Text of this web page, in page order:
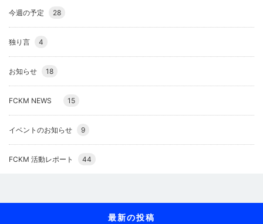
今週の予定 28
独り言 4
お知らせ 18
FCKM NEWS 15
イベントのお知らせ 9
FCKM 活動レポート 44
最新の投稿